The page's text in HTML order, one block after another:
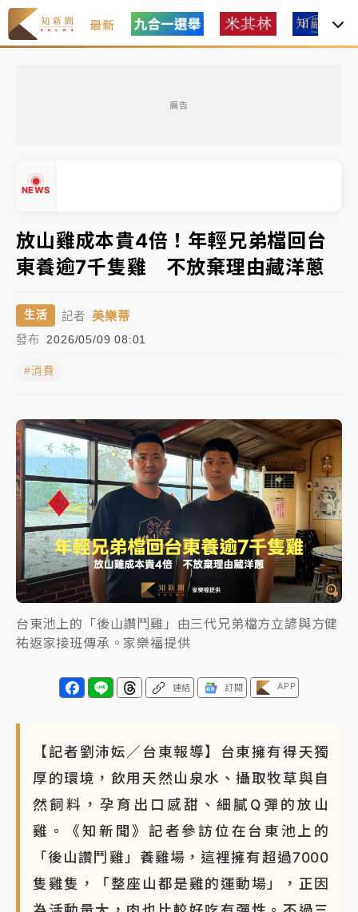
最新
廣告
NEWS
本周爆款短影音｜
蔻蔡玉真開撕爆料
周末精選｜
跨境網購族注意！EZ Way若改由政府委
任 預算難關如何解？
蔣萬安的建中同學！47歲法律學霸戰桃園 公開上任首
中颱白海豚環流掠北海！今明防劇烈降雨 東部高溫飆
38度
本周爆款短影音｜ 柯文哲帶電子手鐶拄拐杖現身／周玉
蔻蔡玉真開撕爆料
周末精選｜ 跨境網購族注意！EZ Way若改由政府委
任 預算難關如何解？
蔣萬安的建中同學！47歲法律學霸戰桃園 公開上任首
要3件事
放山雞成本貴4倍！年輕兄弟檔回台
東養逾7千隻雞 不放棄理由藏洋蔥
生活 記者 美樂蒂
發布 2026/05/09 08:01
#消費
台東池上的「後山讚鬥雞」由三代兄弟檔方立諺與方健
祐返家接班傳承。家樂福提供
連結 訂閱 APP
【記者劉沛妘／台東報導】台東擁有得天獨
厚的環境，飲用天然山泉水、攝取牧草與自
然飼料，孕育出口感甜、細膩Q彈的放山
雞。《知新聞》記者參訪位在台東池上的
「後山讚鬥雞」養雞場，這裡擁有超過7000
隻雞隻，「整座山都是雞的運動場」，正因